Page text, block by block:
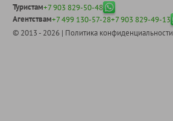
Туристам+7 903 829-50-48
Агентствам+7 499 130-57-28+7 903 829-49-13
© 2013 - 2026 | Политика конфиденциальности